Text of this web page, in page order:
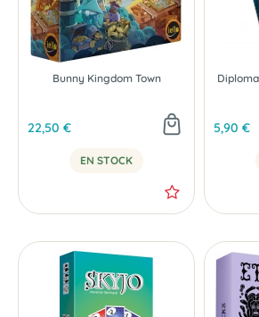
Bunny Kingdom Town
22,50 €
EN STOCK
5,90 €